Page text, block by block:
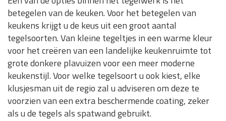
betegelen van de keuken. Voor het betegelen van
keukens krijgt u de keus uit een groot aantal
tegelsoorten. Van kleine tegeltjes in een warme kleur
voor het creëren van een landelijke keukenruimte tot
grote donkere plavuizen voor een meer moderne
keukenstijl. Voor welke tegelsoort u ook kiest, elke
klusjesman uit de regio zal u adviseren om deze te
voorzien van een extra beschermende coating, zeker
als u de tegels als spatwand gebruikt.